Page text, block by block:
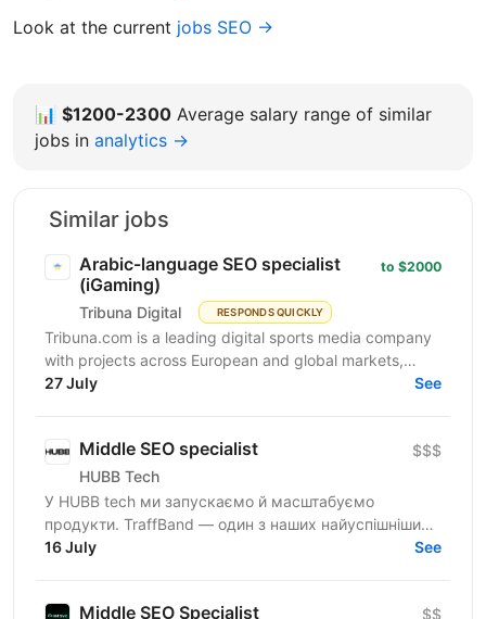
Look at the current jobs SEO →
📊 $1200-2300 Average salary range of similar
jobs in analytics →
Similar jobs
Arabic-language SEO specialist
(iGaming)
Tribuna Digital RESPONDS QUICKLY
to $2000
Tribuna.com is a leading digital sports media company
with projects across European and global markets,
reaching over 10 million users. From an SEO point of...
27 July See
Middle SEO specialist
HUBB Tech
$$$
У HUBB tech ми запускаємо й масштабуємо
продукти. TraffBand — один з наших найуспішніших
проєктів. Наш підхід простий: гіпотеза > швидкий
16 July See
Middle SEO Specialist $$